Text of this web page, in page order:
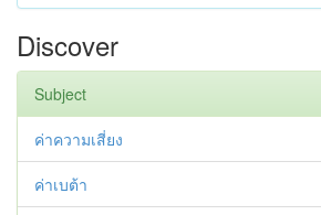
Discover
Subject
ค่าความเสี่ยง
ค่าเบต้า